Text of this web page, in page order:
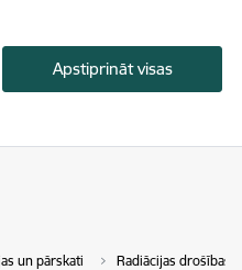
Apstiprināt visas
un pārskati Radiācijas drošības